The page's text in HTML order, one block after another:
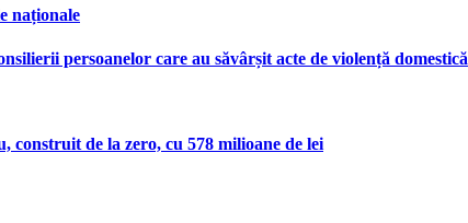
naționale
persoanelor care au săvârșit acte de violență domestică
de la zero, cu 578 milioane de lei